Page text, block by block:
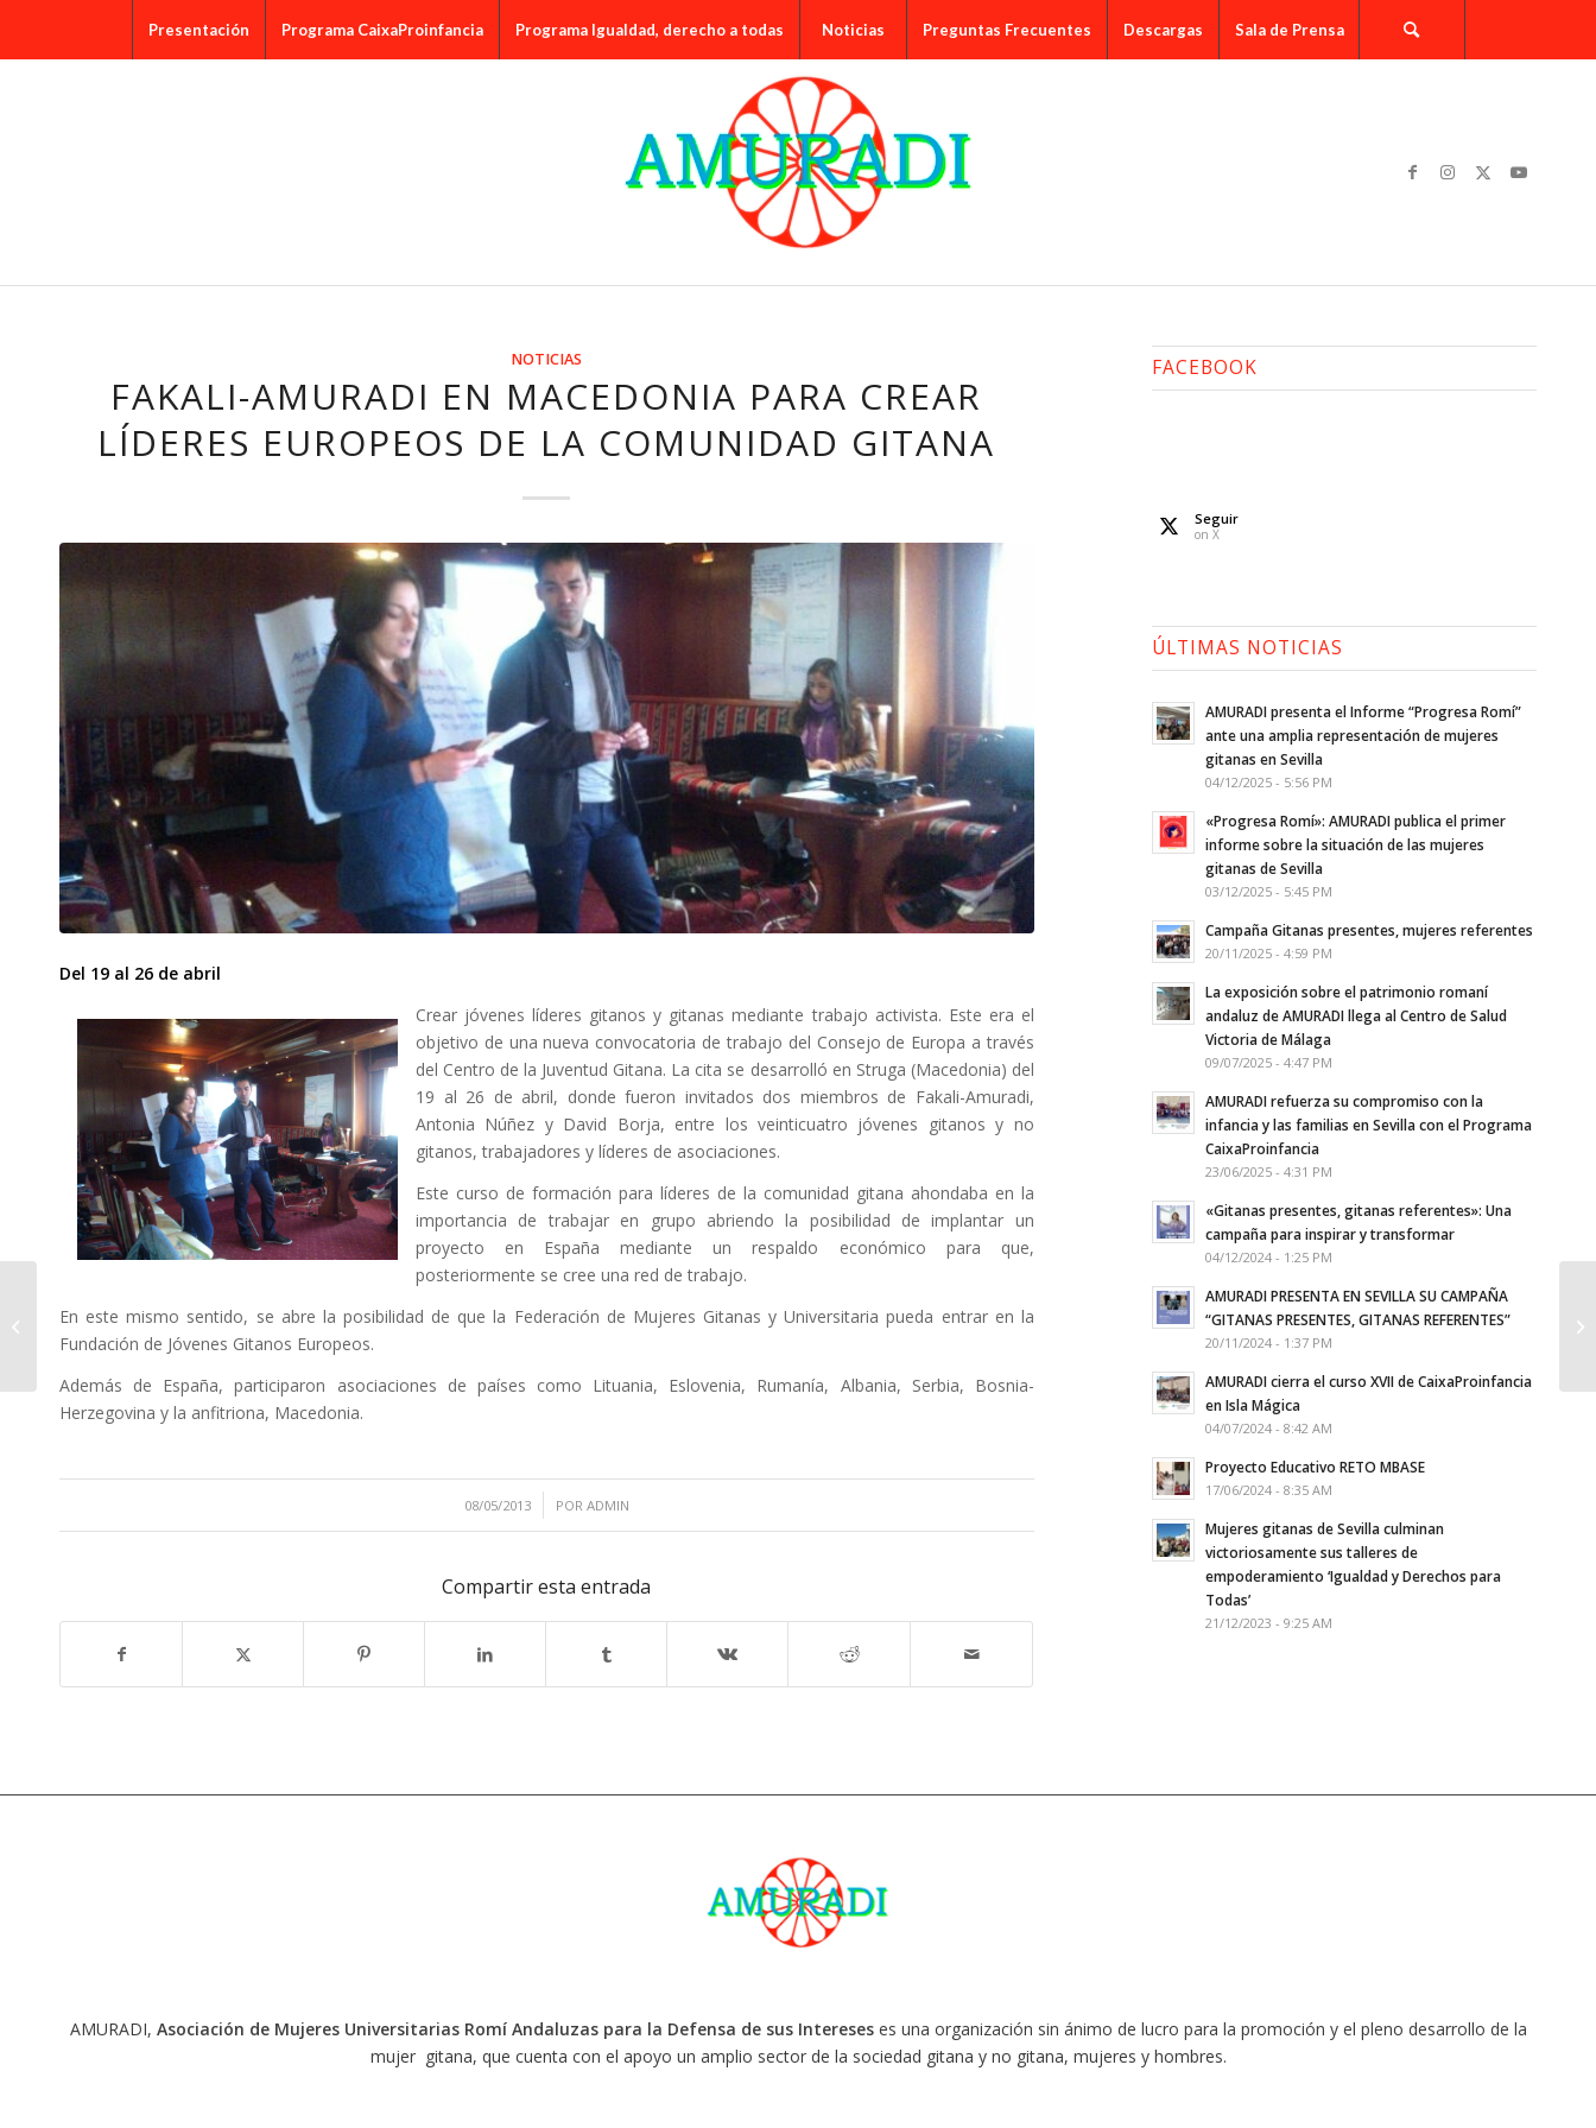
Presentación Programa CaixaProinfancia Programa Igualdad, derecho a todas Noticias Preguntas Frecuentes Descargas Sala de Prensa
NOTICIAS
FAKALI-AMURADI EN MACEDONIA PARA CREAR
LÍDERES EUROPEOS DE LA COMUNIDAD GITANA
Del 19 al 26 de abril
Crear jóvenes líderes gitanos y gitanas mediante trabajo activista. Este era el
objetivo de una nueva convocatoria de trabajo del Consejo de Europa a través
del Centro de la Juventud Gitana. La cita se desarrolló en Struga (Macedonia) del
19 al 26 de abril, donde fueron invitados dos miembros de Fakali-Amuradi,
Antonia Núñez y David Borja, entre los veinticuatro jóvenes gitanos y no
gitanos, trabajadores y líderes de asociaciones.
Este curso de formación para líderes de la comunidad gitana ahondaba en la
importancia de trabajar en grupo abriendo la posibilidad de implantar un
proyecto en España mediante un respaldo económico para que,
posteriormente se cree una red de trabajo.
En este mismo sentido, se abre la posibilidad de que la Federación de Mujeres Gitanas y Universitaria pueda entrar en la
Fundación de Jóvenes Gitanos Europeos.
Además de España, participaron asociaciones de países como Lituania, Eslovenia, Rumanía, Albania, Serbia, Bosnia-
Herzegovina y la anfitriona, Macedonia.
08/05/2013
/ POR ADMIN
Compartir esta entrada
FACEBOOK
Seguir
on X
ÚLTIMAS NOTICIAS
AMURADI presenta el Informe “Progresa Romí”
ante una amplia representación de mujeres
gitanas en Sevilla
04/12/2025 - 5:56 PM
«Progresa Romí»: AMURADI publica el primer
informe sobre la situación de las mujeres
gitanas de Sevilla
03/12/2025 - 5:45 PM
Campaña Gitanas presentes, mujeres referentes
20/11/2025 - 4:59 PM
La exposición sobre el patrimonio romaní
andaluz de AMURADI llega al Centro de Salud
Victoria de Málaga
09/07/2025 - 4:47 PM
AMURADI refuerza su compromiso con la
infancia y las familias en Sevilla con el Programa
CaixaProinfancia
23/06/2025 - 4:31 PM
«Gitanas presentes, gitanas referentes»: Una
campaña para inspirar y transformar
04/12/2024 - 1:25 PM
AMURADI PRESENTA EN SEVILLA SU CAMPAÑA
“GITANAS PRESENTES, GITANAS REFERENTES”
20/11/2024 - 1:37 PM
AMURADI cierra el curso XVII de CaixaProinfancia
en Isla Mágica
04/07/2024 - 8:42 AM
Proyecto Educativo RETO MBASE
17/06/2024 - 8:35 AM
Mujeres gitanas de Sevilla culminan
victoriosamente sus talleres de
empoderamiento ‘Igualdad y Derechos para
Todas’
21/12/2023 - 9:25 AM
AMURADI, Asociación de Mujeres Universitarias Romí Andaluzas para la Defensa de sus Intereseses una organización sin ánimo de lucro para la promoción y el pleno desarrollo de la
mujer gitana, que cuenta con el apoyo un amplio sector de la sociedad gitana y no gitana, mujeres y hombres.
A small gallery